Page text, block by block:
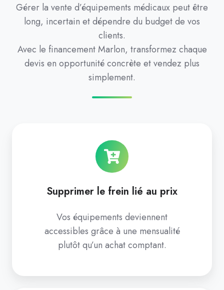
Gérer la vente d’équipements médicaux peut être
long, incertain et dépendre du budget de vos
clients.
Avec le financement Marlon, transformez chaque
devis en opportunité concrète et vendez plus
simplement.
Supprimer le frein lié au prix
Vos équipements deviennent
accessibles grâce à une mensualité
plutôt qu’un achat comptant.